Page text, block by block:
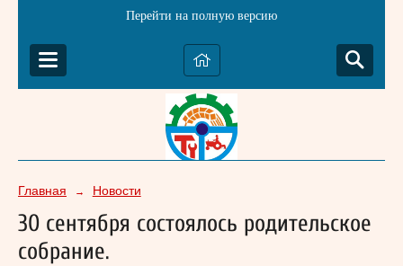
Перейти на полную версию
Главная → Новости
30 сентября состоялось родительское
собрание.